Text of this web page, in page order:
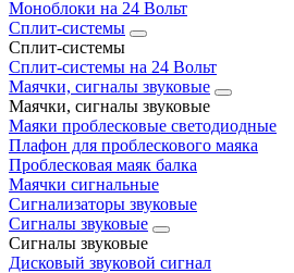
Моноблоки на 24 Вольт
Сплит-системы
Сплит-системы
Сплит‑системы на 24 Вольт
Маячки, сигналы звуковые
Маячки, сигналы звуковые
Маяки проблесковые светодиодные
Плафон для проблескового маяка
Проблесковая маяк балка
Маячки сигнальные
Сигнализаторы звуковые
Сигналы звуковые
Сигналы звуковые
Дисковый звуковой сигнал